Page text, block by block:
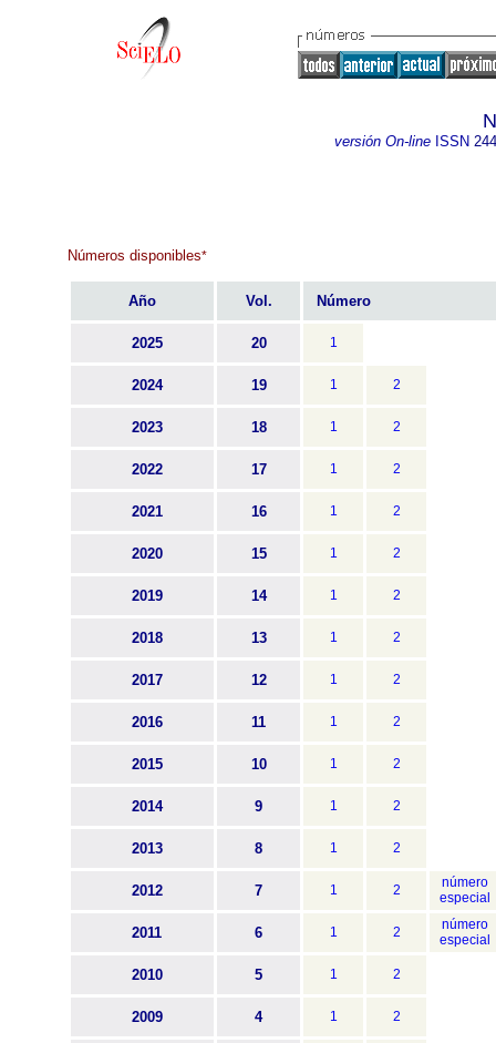
versión On-lineISSN
Números disponibles*
Año Vol. Número
2025 20 1
2024 19 1 2
2023 18 1 2
2022 17 1 2
2021 16 1 2
2020 15 1 2
2019 14 1 2
2018 13 1 2
2017 12 1 2
2016 11 1 2
2015 10 1 2
2014 9 1 2
2013 8 1 2
2012 7 1 2
número
especial
2011 6 1 2
número
especial
2010 5 1 2
2009 4 1 2